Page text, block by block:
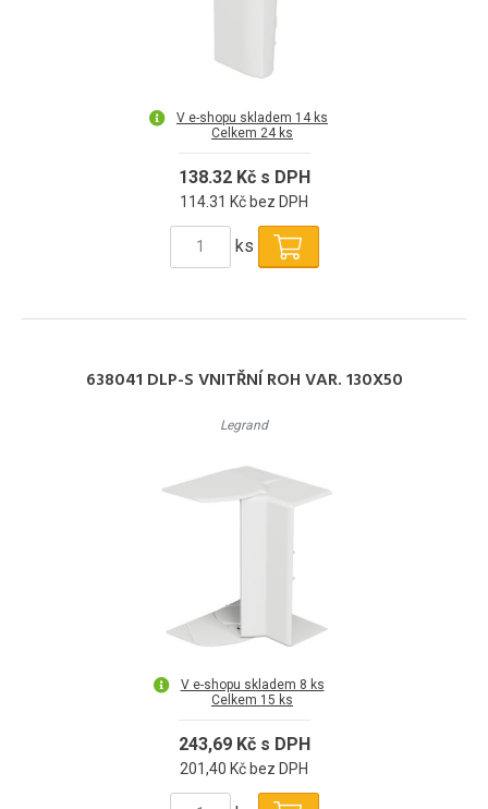
V e-shopu skladem 14 ks
Celkem 24 ks
138.32 Kč s DPH
114.31 Kč bez DPH
ks
638041 DLP-S VNITŘNÍ ROH VAR. 130X50
Legrand
V e-shopu skladem 8 ks
Celkem 15 ks
243,69 Kč s DPH
201,40 Kč bez DPH